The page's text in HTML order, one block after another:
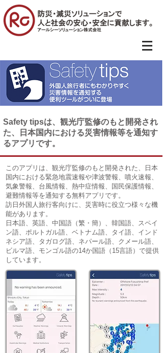
Safety tipsは、観光庁監修のもと開発され
た、日本国内における災害情報等を通知す
るアプリです。
このアプリは、観光庁監修のもと開発された、日本
国内における緊急地震速報や津波警報、噴火速報、
気象警報、台風情報、熱中症情報、国民保護情報、
避難情報等を通知する無料アプリです。
訪日外国人旅行客向けに、災害時に役立つ様々な機
能があります。
日本語、英語、中国語（繁・簡）、韓国語、スペイ
ン語、ポルトガル語、ベトナム語、タイ語、インド
ネシア語、タガログ語、ネパール語、クメール語、
ビルマ語、モンゴル語の14か国語（15言語）で提供
しています。